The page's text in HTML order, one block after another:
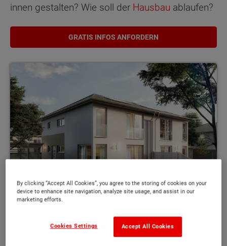
innen gestalten? Wie soll der Hausbau ablaufen?
GRATIS INFOS ANFORDERN
Doppelhaus Aura 136
By clicking “Accept All Cookies”, you agree to the storing of cookies on your
device to enhance site navigation, analyze site usage, and assist in our
marketing efforts.
Accept All Cookies
Cookies Settings